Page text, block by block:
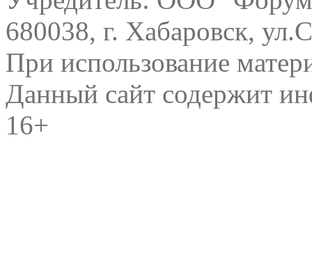
680038, г. Хабаровск,
При использование
Данный сайт содержит
16+